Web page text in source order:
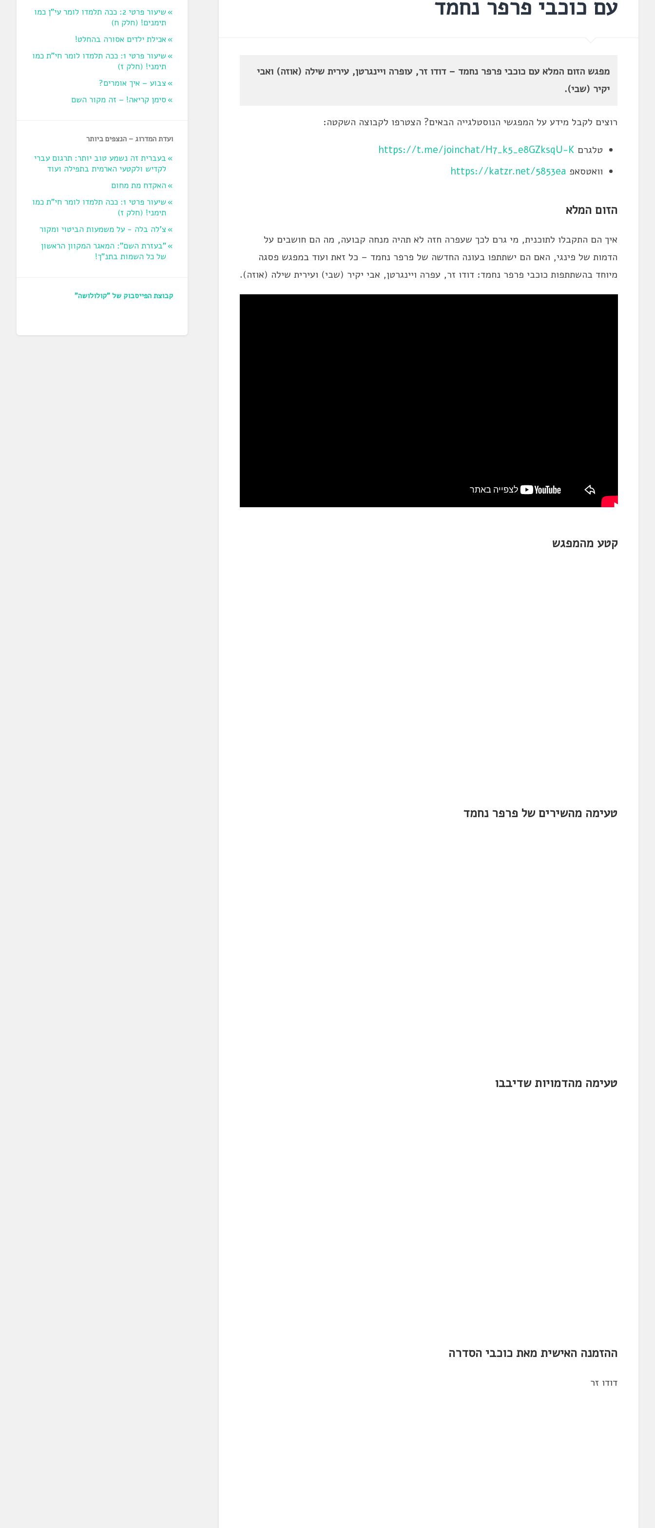
עם כוכבי פרפר נחמד
מפגש הזום המלא עם כוכבי פרפר נחמד – דודו זר, עופרה ויינגרטן, עירית שילה (אוזה) ואבי
יקיר (שבי).
רוצים לקבל מידע על המפגשי הנוסטלגייה הבאים? הצטרפו לקבוצה השקטה:
טלגרם https://t.me/joinchat/H7_k5_e8GZksqU-K
וואטסאפ https://katzr.net/5853ea
הזום המלא
איך הם התקבלו לתוכנית, מי גרם לכך שעפרה חזה לא תהיה מנחה קבועה, מה הם חושבים על
הדמות של פינגי, האם הם ישתתפו בעונה החדשה של פרפר נחמד – כל זאת ועוד במפגש פסגה
מיוחד בהשתתפות כוכבי פרפר נחמד: דודו זר, עפרה ויינגרטן, אבי יקיר (שבי) ועירית שילה (אוזה).
קטע מהמפגש
טעימה מהשירים של פרפר נחמד
טעימה מהדמויות שדיבבו
ההזמנה האישית מאת כוכבי הסדרה
דודו זר
שיעור פרטי 2: ככה תלמדו לומר עי"ן כמו
תימנים! (חלק ח)‏
אכילת ילדים אסורה בהחלט!
שיעור פרטי 1: ככה תלמדו לומר חי"ת כמו
תימני! ‏(חלק ז‏)
צבוע – איך אומרים?
סימן קריאה! – זה מקור השם
ועדת המדרוג – הנצפים ביותר
בעברית זה נשמע טוב יותר: תרגום עברי
לקדיש ולקטעי הארמית בתפילה ועוד
האקדח מת מחום
שיעור פרטי 1: ככה תלמדו לומר חי"ת כמו
תימני! ‏(חלק ז‏)
צ'לה בלה - על משמעות הביטוי ומקור
"בעזרת השם": המאגר המקוון הראשון
של כל השמות בתנ"ך!
קבוצת הפייסבוק של "קולולושה"